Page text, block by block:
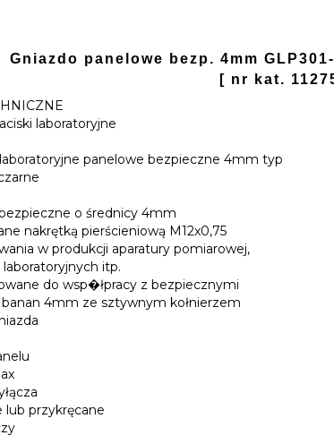
Gniazdo panelowe bezp. 4mm
[ nr kat.
laboratoryjne
panelowe bezpieczne 4mm typ
o średnicy 4mm
nakrętką pierścieniową M12x0,75
w produkcji aparatury pomiarowej,
itp.
do wsp�łpracy z bezpiecznymi
4mm ze sztywnym kołnierzem
lub przykręcane